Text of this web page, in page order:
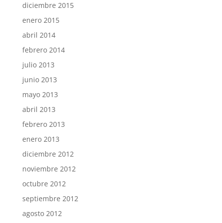
diciembre 2015
enero 2015
abril 2014
febrero 2014
julio 2013
junio 2013
mayo 2013
abril 2013
febrero 2013
enero 2013
diciembre 2012
noviembre 2012
octubre 2012
septiembre 2012
agosto 2012